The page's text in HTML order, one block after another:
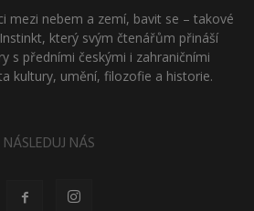
mezi nebem a zemí, bavit se – takové
který svým čtenářům přináší
s předními českými i zahraničními
kultury, umění, filozofie a historie.
NÁSLEDUJ NÁS